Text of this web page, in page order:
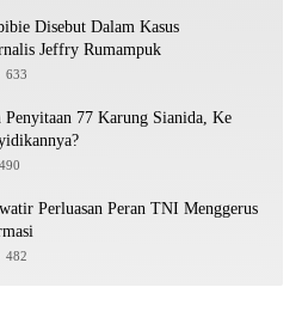
Disebut Dalam Kasus
Jeffry Rumampuk
633
Penyitaan 77 Karung Sianida, Ke
490
Perluasan Peran TNI Menggerus
482